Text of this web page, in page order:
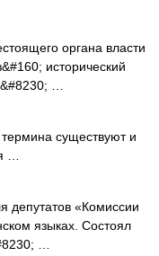
органа власти
исторический
…
существуют и
…
«Комиссии
языках. Состоял
…